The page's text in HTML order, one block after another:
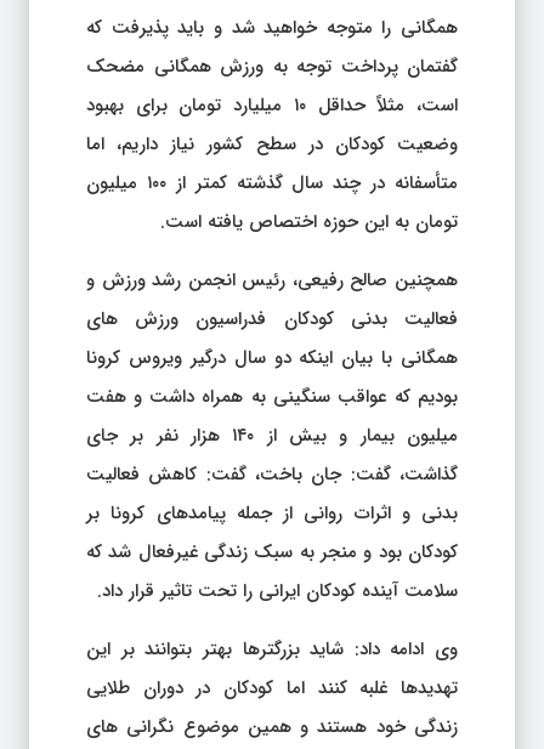
همگانی را متوجه خواهید شد و باید پذیرفت که
گفتمان پرداخت توجه به ورزش همگانی مضحک
است، مثلاً حداقل ۱۰ میلیارد تومان برای بهبود
وضعیت کودکان در سطح کشور نیاز داریم، اما
متأسفانه در چند سال گذشته کمتر از ۱۰۰ میلیون
تومان به این حوزه اختصاص یافته است.
همچنین صالح رفیعی، رئیس انجمن رشد ورزش و
فعالیت بدنی کودکان فدراسیون ورزش های
همگانی با بیان اینکه دو سال درگیر ویروس کرونا
بودیم که عواقب سنگینی به همراه داشت و هفت
میلیون بیمار و بیش از ۱۴۰ هزار نفر بر جای
گذاشت، گفت: جان باخت، گفت: کاهش فعالیت
بدنی و اثرات روانی از جمله پیامدهای کرونا بر
کودکان بود و منجر به سبک زندگی غیرفعال شد که
سلامت آینده کودکان ایرانی را تحت تاثیر قرار داد.
وی ادامه داد: شاید بزرگترها بهتر بتوانند بر این
تهدیدها غلبه کنند اما کودکان در دوران طلایی
زندگی خود هستند و همین موضوع نگرانی های